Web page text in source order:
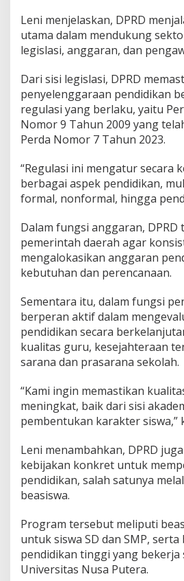
n
i
d
k
a
Leni menjelaskan, DPRD
utama dalam mendukung
legislasi, anggaran, dan
Dari sisi legislasi, DPRD
penyelenggaraan pendidikan
regulasi yang berlaku, yaitu
Nomor 9 Tahun 2009 yang
Perda Nomor 7 Tahun 2023.
“Regulasi ini mengatur secara
berbagai aspek pendidikan,
formal, nonformal, hingga
Dalam fungsi anggaran,
pemerintah daerah agar
mengalokasikan anggaran
kebutuhan dan perencanaan.
Sementara itu, dalam fungsi
berperan aktif dalam
pendidikan secara
kualitas guru, kesejahteraan
sarana dan prasarana sekolah.
“Kami ingin memastikan
meningkat, baik dari sisi
pembentukan karakter siswa,”
Leni menambahkan, DPRD
kebijakan konkret untuk
pendidikan, salah satunya
beasiswa.
Program tersebut meliputi
untuk siswa SD dan SMP, serta
pendidikan tinggi yang bekerja
Universitas Nusa Putera.